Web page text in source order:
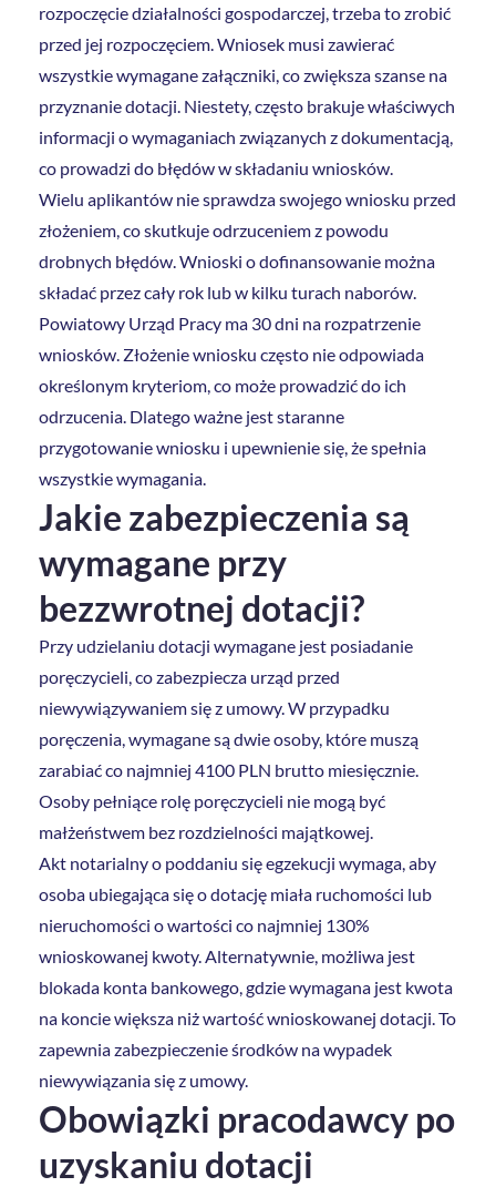
rozpoczęcie działalności gospodarczej, trzeba to zrobić
przed jej rozpoczęciem. Wniosek musi zawierać
wszystkie wymagane załączniki, co zwiększa szanse na
przyznanie dotacji. Niestety, często brakuje właściwych
informacji o wymaganiach związanych z dokumentacją,
co prowadzi do błędów w składaniu wniosków.
Wielu aplikantów nie sprawdza swojego wniosku przed
złożeniem, co skutkuje odrzuceniem z powodu
drobnych błędów. Wnioski o dofinansowanie można
składać przez cały rok lub w kilku turach naborów.
Powiatowy Urząd Pracy ma 30 dni na rozpatrzenie
wniosków. Złożenie wniosku często nie odpowiada
określonym kryteriom, co może prowadzić do ich
odrzucenia. Dlatego ważne jest staranne
przygotowanie wniosku i upewnienie się, że spełnia
wszystkie wymagania.
Jakie zabezpieczenia są
wymagane przy
bezzwrotnej dotacji?
Przy udzielaniu dotacji wymagane jest posiadanie
poręczycieli, co zabezpiecza urząd przed
niewywiązywaniem się z umowy. W przypadku
poręczenia, wymagane są dwie osoby, które muszą
zarabiać co najmniej 4100 PLN brutto miesięcznie.
Osoby pełniące rolę poręczycieli nie mogą być
małżeństwem bez rozdzielności majątkowej.
Akt notarialny o poddaniu się egzekucji wymaga, aby
osoba ubiegająca się o dotację miała ruchomości lub
nieruchomości o wartości co najmniej 130%
wnioskowanej kwoty. Alternatywnie, możliwa jest
blokada konta bankowego, gdzie wymagana jest kwota
na koncie większa niż wartość wnioskowanej dotacji. To
zapewnia zabezpieczenie środków na wypadek
niewywiązania się z umowy.
Obowiązki pracodawcy po
uzyskaniu dotacji